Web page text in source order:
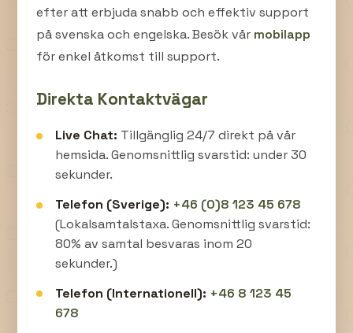
efter att erbjuda snabb och effektiv support
på svenska och engelska. Besök vår mobilapp
för enkel åtkomst till support.
Direkta Kontaktvägar
Live Chat: Tillgänglig 24/7 direkt på vår
hemsida. Genomsnittlig svarstid: under 30
sekunder.
Telefon (Sverige): +46 (0)8 123 45 678
(Lokalsamtalstaxa. Genomsnittlig svarstid:
80% av samtal besvaras inom 20
sekunder.)
Telefon (Internationell): +46 8 123 45
678